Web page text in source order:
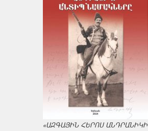
«ԱԶԳԱՅԻՆ ՀԵՐՈՍ ԱՆԴՐԱՆԻԿԻ